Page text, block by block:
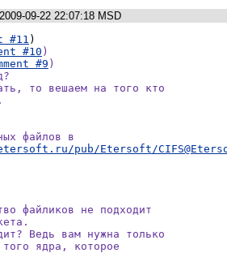
2009-09-22 22:07:18 MSD
#11
#10 )
#9 )
то вешаем на того кто
файлов в
pub/Etersoft/
файликов не подходит
Ведь вам нужна только
ядра, которое